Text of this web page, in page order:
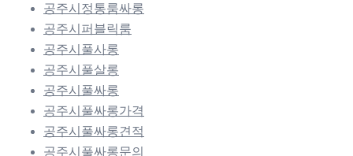
공주시정통룸싸롱
공주시퍼블릭룸
공주시풀사롱
공주시풀살롱
공주시풀싸롱
공주시풀싸롱가격
공주시풀싸롱견적
공주시풀싸롱문의